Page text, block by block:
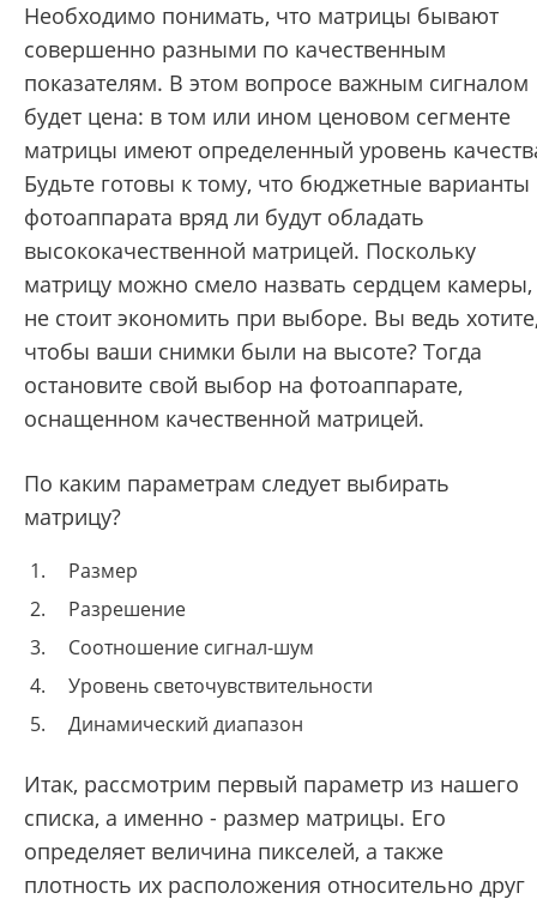
Необходимо понимать, что матрицы бывают
совершенно разными по качественным
показателям. В этом вопросе важным сигналом
будет цена: в том или ином ценовом сегменте
матрицы имеют определенный уровень
Будьте готовы к тому, что бюджетные варианты
фотоаппарата вряд ли будут обладать
высококачественной матрицей. Поскольку
матрицу можно смело назвать сердцем камеры,
не стоит экономить при выборе. Вы ведь
чтобы ваши снимки были на высоте? Тогда
остановите свой выбор на фотоаппарате,
оснащенном качественной матрицей.
По каким параметрам следует выбирать
матрицу?
Размер
Разрешение
Соотношение сигнал-шум
Уровень светочувствительности
Динамический диапазон
Итак, рассмотрим первый параметр из нашего
списка, а именно - размер матрицы. Его
определяет величина пикселей, а также
плотность их расположения относительно друг